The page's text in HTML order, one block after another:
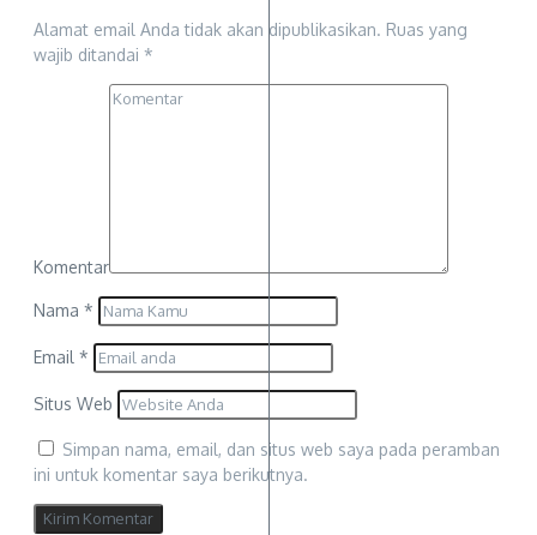
Alamat email Anda tidak akan dipublikasikan. Ruas yang
wajib ditandai *
Komentar
Nama *
Email *
Situs Web
Simpan nama, email, dan situs web saya pada peramban
ini untuk komentar saya berikutnya.